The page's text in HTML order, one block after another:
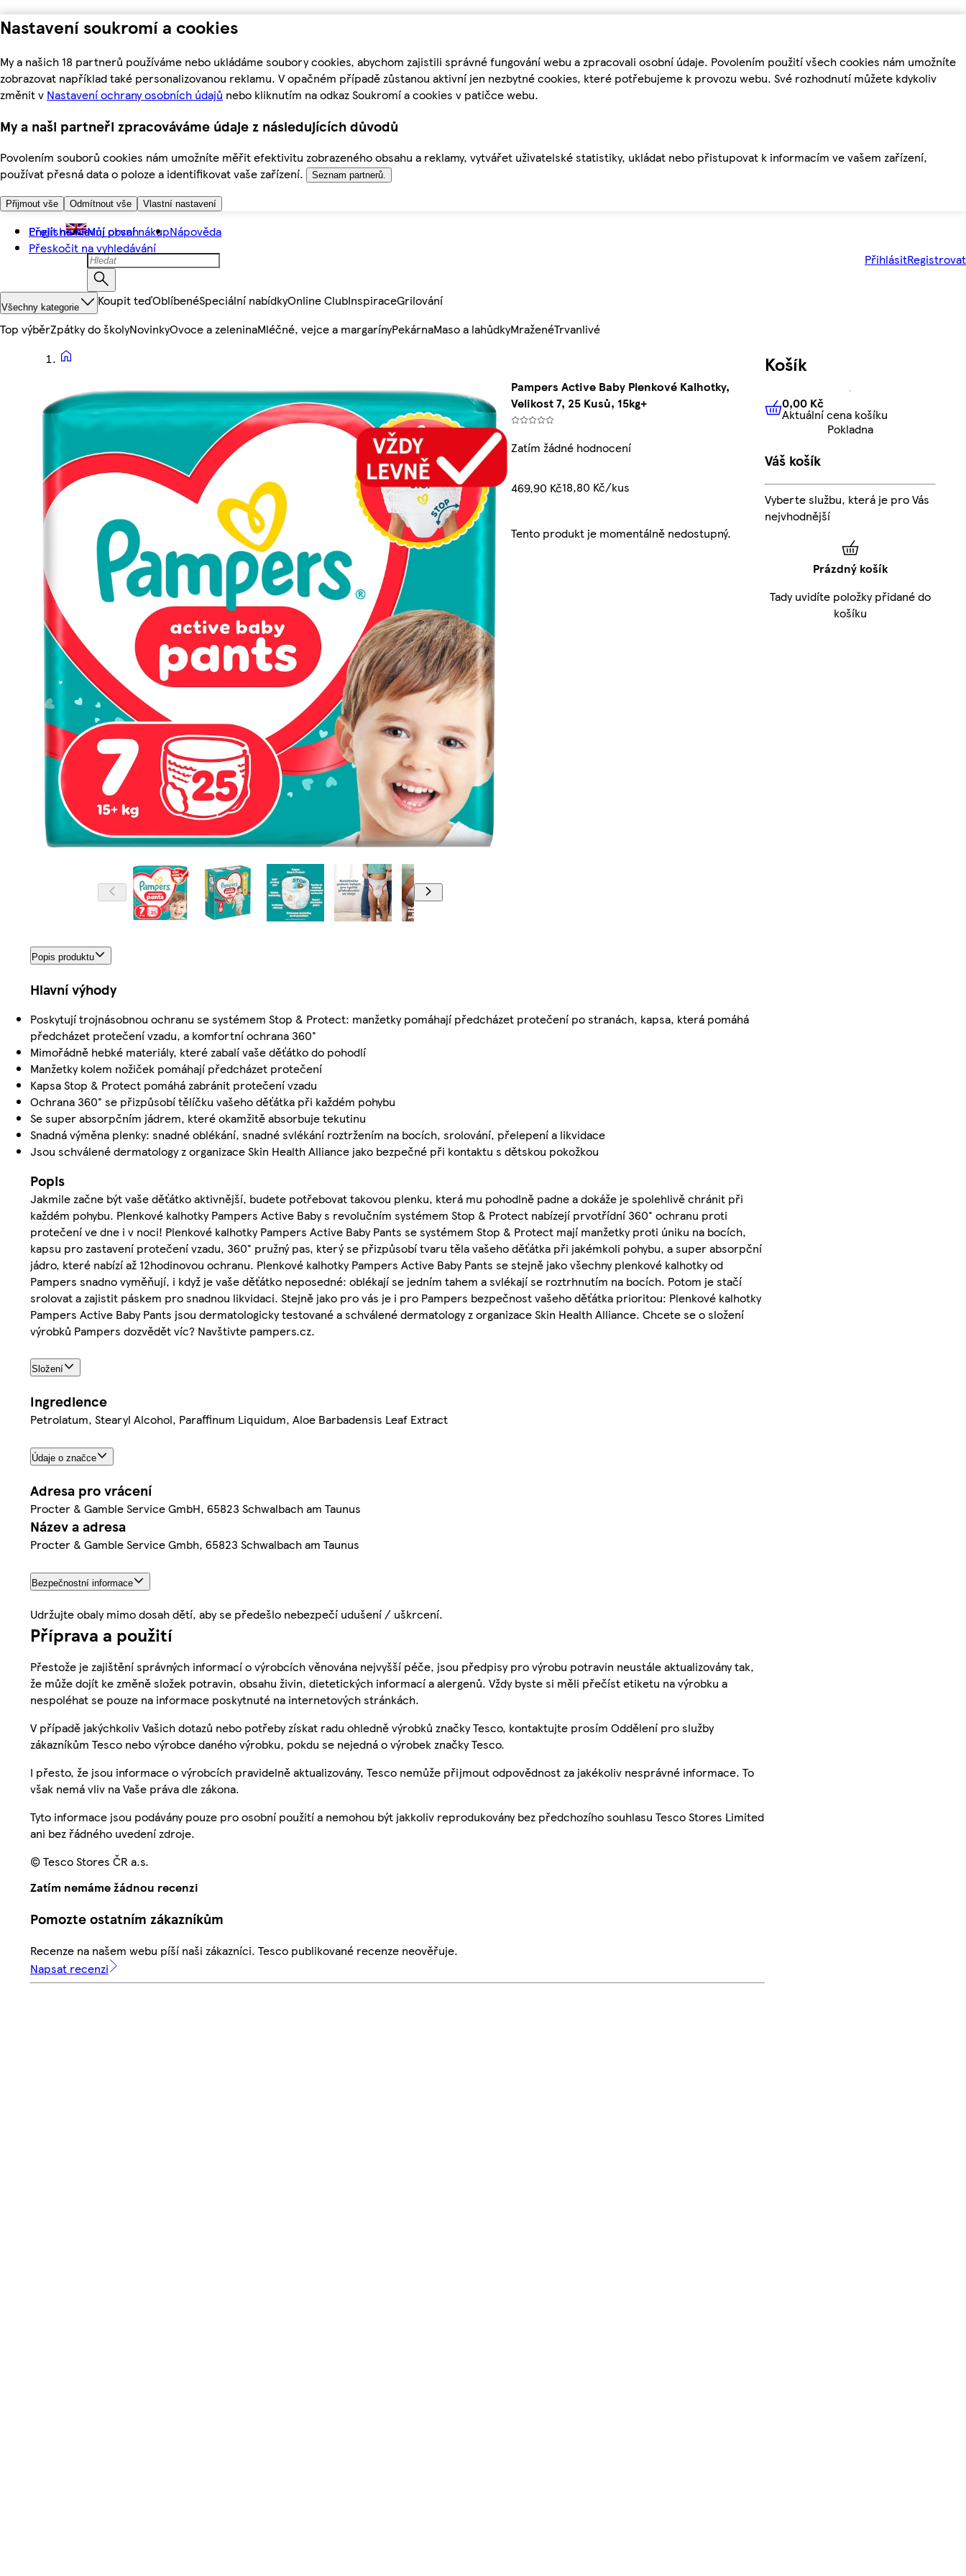
Nastavení soukromí a cookies
My a našich 18 partnerů používáme nebo ukládáme soubory cookies, abychom zajistili správné fungování webu a zpracovali osobní údaje. Povolením použití všech cookies nám umožníte
zobrazovat například také personalizovanou reklamu. V opačném případě zůstanou aktivní jen nezbytné cookies, které potřebujeme k provozu webu. Své rozhodnutí můžete kdykoliv
změnit v Nastavení ochrany osobních údajů nebo kliknutím na odkaz Soukromí a cookies v patičce webu.
My a naši partneři zpracováváme údaje z následujících důvodů
Povolením souborů cookies nám umožníte měřit efektivitu zobrazeného obsahu a reklamy, vytvářet uživatelské statistiky, ukládat nebo přistupovat k informacím ve vašem zařízení,
používat přesná data o poloze a identifikovat vaše zařízení.
Seznam partnerů.
Přijmout vše Odmítnout vše Vlastní nastavení
Přejít na hlavní obsah
Přeskočit na vyhledávání
English Můj první nákupNápověda
PřihlásitRegistrovat
Všechny kategorie Koupit teďOblíbenéSpeciální nabídkyOnline ClubInspiraceGrilování
Top výběrZpátky do školyNovinkyOvoce a zeleninaMléčné, vejce a margarínyPekárnaMaso a lahůdkyMraženéTrvanlivé
Pampers Active Baby Plenkové Kalhotky,
Velikost 7, 25 Kusů, 15kg+
Zatím žádné hodnocení
469,90 Kč18,80 Kč/kus
Tento produkt je momentálně nedostupný.
Popis produktu
Hlavní výhody
Poskytují trojnásobnou ochranu se systémem Stop & Protect: manžetky pomáhají předcházet protečení po stranách, kapsa, která pomáhá
předcházet protečení vzadu, a komfortní ochrana 360°
Mimořádně hebké materiály, které zabalí vaše děťátko do pohodlí
Manžetky kolem nožiček pomáhají předcházet protečení
Kapsa Stop & Protect pomáhá zabránit protečení vzadu
Ochrana 360° se přizpůsobí tělíčku vašeho děťátka při každém pohybu
Se super absorpčním jádrem, které okamžitě absorbuje tekutinu
Snadná výměna plenky: snadné oblékání, snadné svlékání roztržením na bocích, srolování, přelepení a likvidace
Jsou schválené dermatology z organizace Skin Health Alliance jako bezpečné při kontaktu s dětskou pokožkou
Popis
Jakmile začne být vaše děťátko aktivnější, budete potřebovat takovou plenku, která mu pohodlně padne a dokáže je spolehlivě chránit při
každém pohybu. Plenkové kalhotky Pampers Active Baby s revolučním systémem Stop & Protect nabízejí prvotřídní 360° ochranu proti
protečení ve dne i v noci! Plenkové kalhotky Pampers Active Baby Pants se systémem Stop & Protect mají manžetky proti úniku na bocích,
kapsu pro zastavení protečení vzadu, 360° pružný pas, který se přizpůsobí tvaru těla vašeho děťátka při jakémkoli pohybu, a super absorpční
jádro, které nabízí až 12hodinovou ochranu. Plenkové kalhotky Pampers Active Baby Pants se stejně jako všechny plenkové kalhotky od
Pampers snadno vyměňují, i když je vaše děťátko neposedné: oblékají se jedním tahem a svlékají se roztrhnutím na bocích. Potom je stačí
srolovat a zajistit páskem pro snadnou likvidaci. Stejně jako pro vás je i pro Pampers bezpečnost vašeho děťátka prioritou: Plenkové kalhotky
Pampers Active Baby Pants jsou dermatologicky testované a schválené dermatology z organizace Skin Health Alliance. Chcete se o složení
výrobků Pampers dozvědět víc? Navštivte pampers.cz.
Složení
Ingredience
Petrolatum, Stearyl Alcohol, Paraffinum Liquidum, Aloe Barbadensis Leaf Extract
Údaje o značce
Adresa pro vrácení
Procter & Gamble Service GmbH, 65823 Schwalbach am Taunus
Název a adresa
Procter & Gamble Service Gmbh, 65823 Schwalbach am Taunus
Bezpečnostní informace
Udržujte obaly mimo dosah dětí, aby se předešlo nebezpečí udušení / uškrcení.
Příprava a použití
Přestože je zajištění správných informací o výrobcích věnována nejvyšší péče, jsou předpisy pro výrobu potravin neustále aktualizovány tak,
že může dojít ke změně složek potravin, obsahu živin, dietetických informací a alergenů. Vždy byste si měli přečíst etiketu na výrobku a
nespoléhat se pouze na informace poskytnuté na internetových stránkách.
V případě jakýchkoliv Vašich dotazů nebo potřeby získat radu ohledně výrobků značky Tesco, kontaktujte prosím Oddělení pro služby
zákazníkům Tesco nebo výrobce daného výrobku, pokdu se nejedná o výrobek značky Tesco.
I přesto, že jsou informace o výrobcích pravidelně aktualizovány, Tesco nemůže přijmout odpovědnost za jakékoliv nesprávné informace. To
však nemá vliv na Vaše práva dle zákona.
Tyto informace jsou podávány pouze pro osobní použití a nemohou být jakkoliv reprodukovány bez předchozího souhlasu Tesco Stores Limited
ani bez řádného uvedení zdroje.
© Tesco Stores ČR a.s.
Zatím nemáme žádnou recenzi
Pomozte ostatním zákazníkům
Recenze na našem webu píší naši zákazníci. Tesco publikované recenze neověřuje.
Napsat recenzi
Košík
0,00 KčAktuální cena košíku
0,00 Kč
Aktuální cena košíku
Pokladna
Váš košík
Vyberte službu, která je pro Vás
nejvhodnější
Prázdný košík
Tady uvidíte položky přidané do
košíku